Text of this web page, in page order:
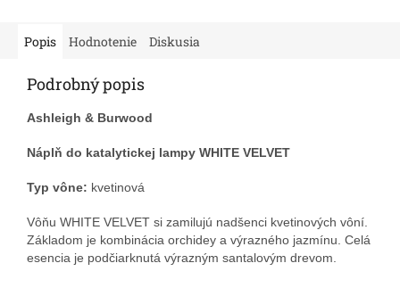
Popis Hodnotenie Diskusia
Podrobný popis
Ashleigh & Burwood
Náplň do katalytickej lampy WHITE VELVET
Typ vône: kvetinová
Vôňu WHITE VELVET si zamilujú nadšenci kvetinových vôní.
Základom je kombinácia orchidey a výrazného jazmínu. Celá
esencia je podčiarknutá výrazným santalovým drevom.